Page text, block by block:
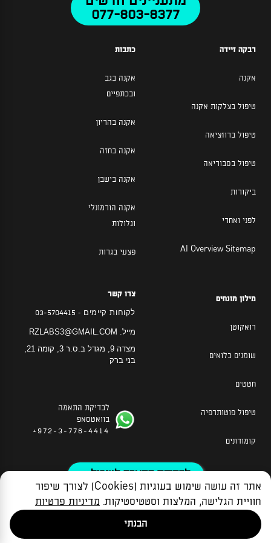
לבדיקת התאמה לטיפול »
077-803-8377
רבקה זיידה
אקנה
טיפול בצלקות אקנה
טיפול ברוזציאה
טיפול בסבוריאה
ביקורות
לפני ואחרי
AI Overview Sitemap
כתבות
אקנה בגב
ובכתפיים
אקנה בהריון
אקנה בחזה
אקנה בישבן
אקנה הורמונלי
וגלולות
פצעי בגרות
מילון מונחים
רואקוטן
שומנים כלואים
חטטים
טיפול פוטותרפיה
קומודונים
צרו קשר
לקוחות קיימים - 03-5704415
מייל. RZLABS3@GMAIL.COM
מצדה 9, מגדל ב.ס.ר 3, קומה 21,
בני ברק
לבדיקת התאמה
בוואטסאפ
972-3-776-4414+
מדיניות הפרטיות הצהרת נגישות תקנון האתר
© כל הזכויות שמורות למעבדות רבקה זיידה בע”מ 2026
אתר זה עושה שימוש בעוגיות (Cookies) לצורך שיפור
חוויית הגלישה, המלצות וסטטיסטיקות. מדיניות פרטיות
הבנתי